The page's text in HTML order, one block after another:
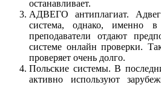
останавливает.
АДВЕГО антиплагиат.
система, однако, именно в
преподаватели отдают
системе онлайн проверки.
проверяет очень долго.
Польские системы. В
активно используют